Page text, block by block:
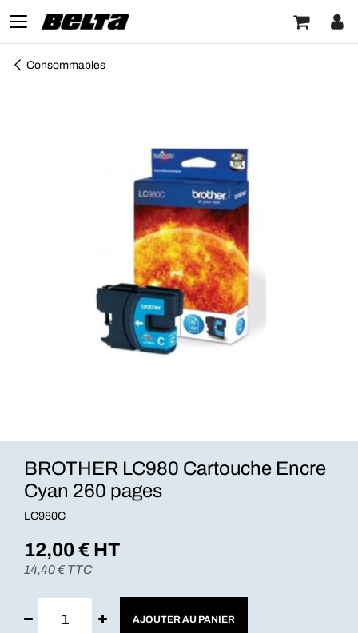
Consommables
BROTHER LC980 Cartouche Encre
Cyan 260 pages
LC980C
12,00€ HT
14,40€ TTC
AJOUTER AU PANIER